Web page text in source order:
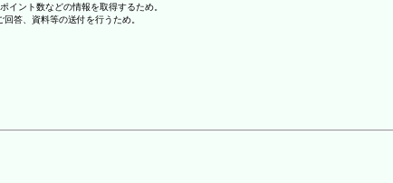
イント数などの情報を取得するため。
答、資料等の送付を行うため。